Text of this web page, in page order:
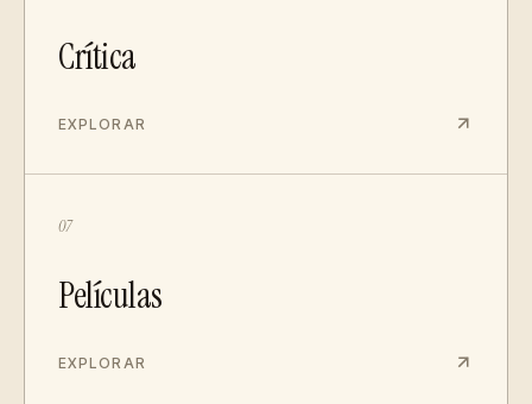
Crítica
EXPLORAR
07
Películas
EXPLORAR